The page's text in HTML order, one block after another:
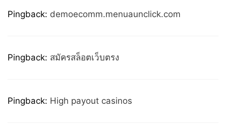
Pingback: demoecomm.menuaunclick.com
Pingback: สมัครสล็อตเว็บตรง
Pingback: High payout casinos